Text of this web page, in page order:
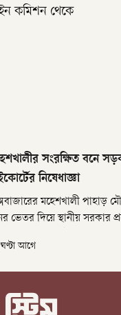
কমিশন থেকে
সংরক্ষিত বনে সড়ক
নিষেধাজ্ঞা
মহেশখালী পাহাড়
ভেতর দিয়ে স্থানীয় সরকার
দুই মাসের নিষেধাজ্ঞা দিয়েছেন
আগে